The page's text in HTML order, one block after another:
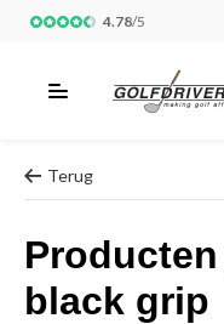
4.78/5
Terug
black grip